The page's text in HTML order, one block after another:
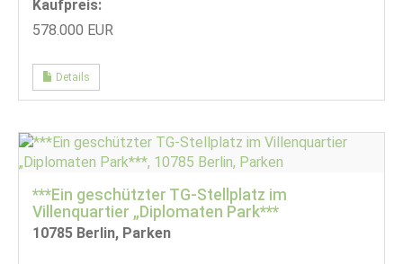
Kaufpreis:
578.000 EUR
Details
***Ein geschützter TG-Stellplatz im
Villenquartier „Diplomaten Park***
10785 Berlin, Parken